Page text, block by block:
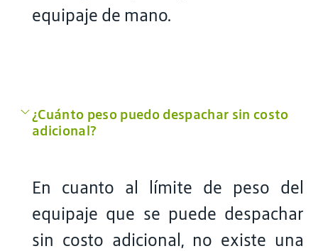
equipaje de mano.
¿Cuánto peso puedo despachar sin costo
adicional?
En cuanto al límite de peso del
equipaje que se puede despachar
sin costo adicional, no existe una